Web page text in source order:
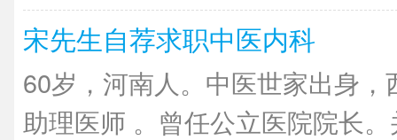
宋先生自荐求职中医内科
60岁，河南人。中医世家出身
助理医师 。曾任公立医院院长